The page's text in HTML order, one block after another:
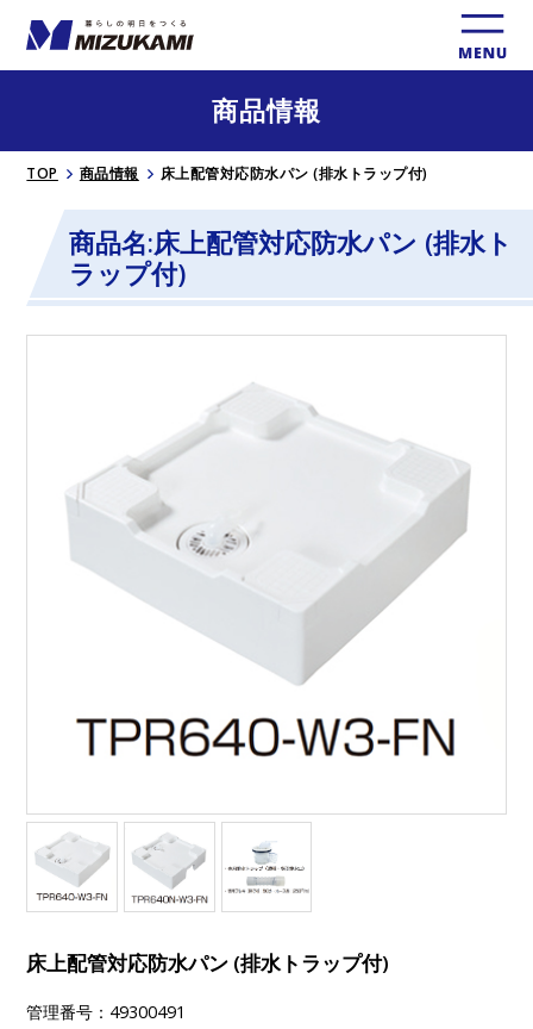
商品情報
TOP 商品情報 床上配管対応防水パン (排水トラップ付)
商品名:床上配管対応防水パン (排水ト
ラップ付)
床上配管対応防水パン (排水トラップ付)
管理番号：49300491